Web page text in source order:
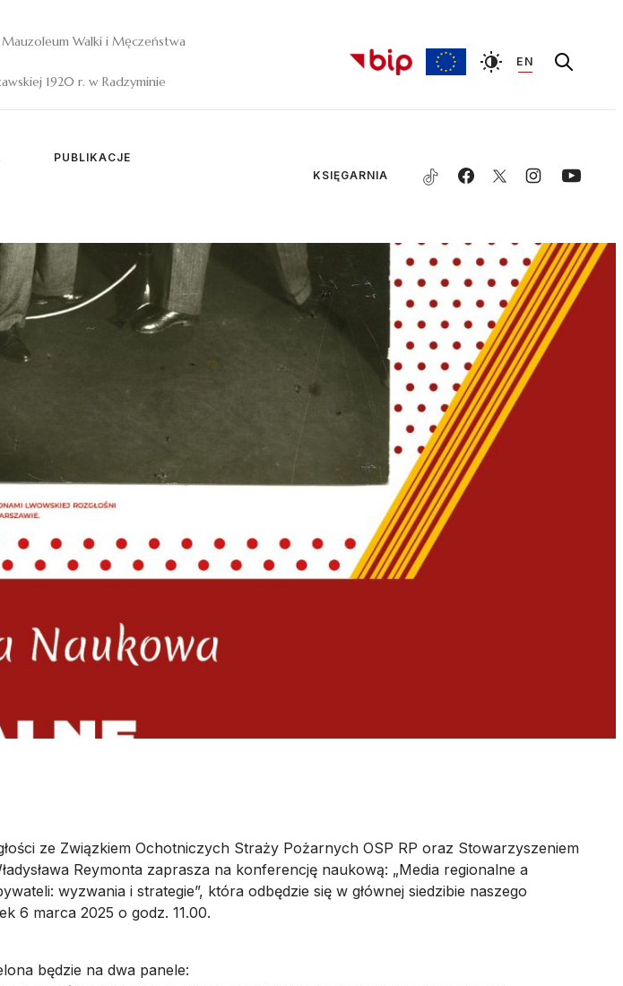
Mauzoleum Walki i Męczeństwa
1920 r. w Radzyminie
EN
PUBLIKACJE
KSIĘGARNIA
ze Związkiem Ochotniczych Straży Pożarnych OSP RP oraz Stowarzyszeniem
Reymonta zaprasza na konferencję naukową: „Media regionalne a
wyzwania i strategie”, która odbędzie się w głównej siedzibie naszego
6 marca 2025 o godz. 11.00.
będzie na dwa panele: